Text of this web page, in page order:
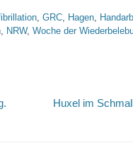
, GRC, Hagen,
, NRW, Woche der
Nächster
Huxel im